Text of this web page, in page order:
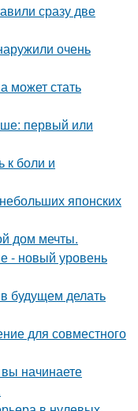
сразу две
очень
может стать
первый или
к боли и
японских
дом мечты.
- новый уровень
будущем делать
для совместного
начинаете